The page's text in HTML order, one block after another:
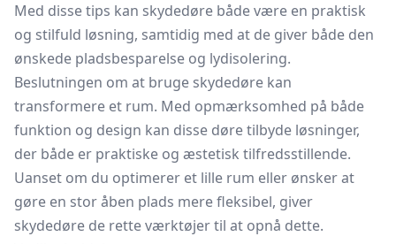
Med disse tips kan skydedøre både være en praktisk
og stilfuld løsning, samtidig med at de giver både den
ønskede pladsbesparelse og lydisolering.
Beslutningen om at bruge skydedøre kan
transformere et rum. Med opmærksomhed på både
funktion og design kan disse døre tilbyde løsninger,
der både er praktiske og æstetisk tilfredsstillende.
Uanset om du optimerer et lille rum eller ønsker at
gøre en stor åben plads mere fleksibel, giver
skydedøre de rette værktøjer til at opnå dette.